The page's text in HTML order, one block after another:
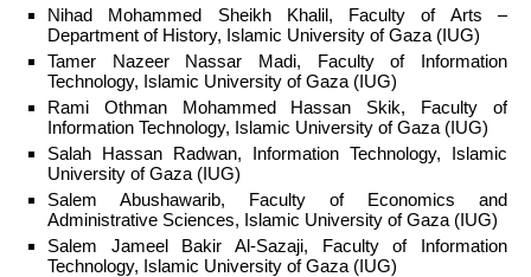
Nihad Mohammed Sheikh Khalil, Faculty of Arts –
Department of History, Islamic University of Gaza (IUG)
Tamer Nazeer Nassar Madi, Faculty of Information
Technology, Islamic University of Gaza (IUG)
Rami Othman Mohammed Hassan Skik, Faculty of
Information Technology, Islamic University of Gaza (IUG)
Salah Hassan Radwan, Information Technology, Islamic
University of Gaza (IUG)
Salem Abushawarib, Faculty of Economics and
Administrative Sciences, Islamic University of Gaza (IUG)
Salem Jameel Bakir Al-Sazaji, Faculty of Information
Technology, Islamic University of Gaza (IUG)